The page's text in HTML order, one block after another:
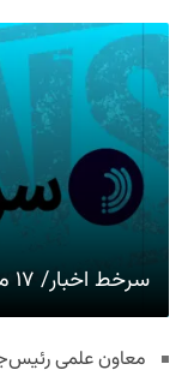
سرخط اخبار/ ۱۷ مرداد ۱۴۰۵
معاون علمی